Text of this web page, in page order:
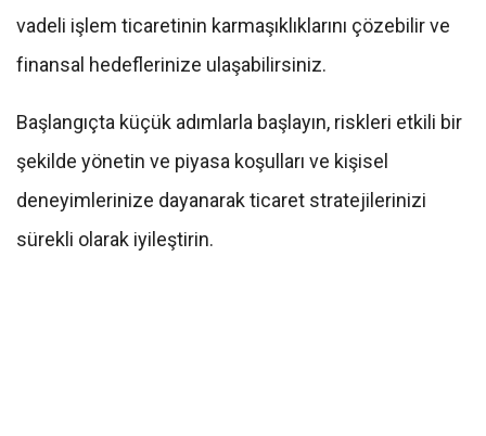
vadeli işlem ticaretinin karmaşıklıklarını çözebilir ve
finansal hedeflerinize ulaşabilirsiniz.
Başlangıçta küçük adımlarla başlayın, riskleri etkili bir
şekilde yönetin ve piyasa koşulları ve kişisel
deneyimlerinize dayanarak ticaret stratejilerinizi
sürekli olarak iyileştirin.